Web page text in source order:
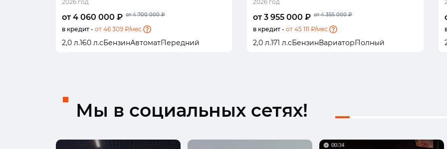
2026 год
от 4 060 000 ₽ от 4 700 000 ₽
в кредит - от 46 309 ₽/мес.
2,0 л.160 л.сБензинАвтоматПередний
2026 год
от 3 955 000 ₽ от 4 355 000 ₽
в кредит - от 45 111 ₽/мес.
2,0 л.171 л.сБензинВариаторПолный
Мы в социальных сетях!